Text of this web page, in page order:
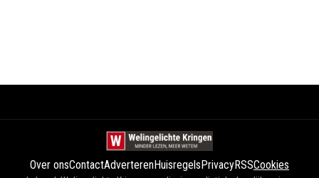
Over onsContactAdverterenHuisregelsPrivacyRSSCookies